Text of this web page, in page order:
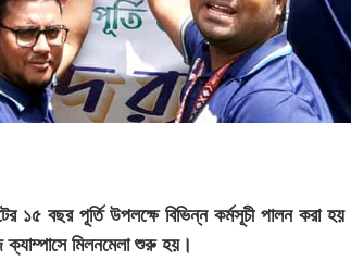
১৫ বছর পূর্তি উপলক্ষে বিভিন্ন কর্মসূচী পালন করা
মিলনমেলা শুরু হয়।